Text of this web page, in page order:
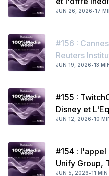
JUN 26, 2026•17
#156 :
Reuters
JUN 19, 2026•13
#155 :
Disney et
JUN 12, 2026•10
#154 :
Unify Group,
JUN 5, 2026•11 MIN